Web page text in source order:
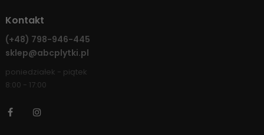
Kontakt
(+48) 798-946-445
sklep@abcplytki.pl
poniedziałek - piątek
8:00 - 17:00
Facebook